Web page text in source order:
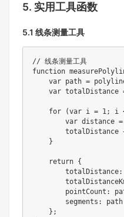
5. 实用工具函数
5.1 线条测量工具
// 线条测量工具
function
var path =
var totalDistance
for (var i = 1; i
var distance =
        totalDistance
}
return {
        totalDistance
:
        pointCount
:
        segments
: path
} ;